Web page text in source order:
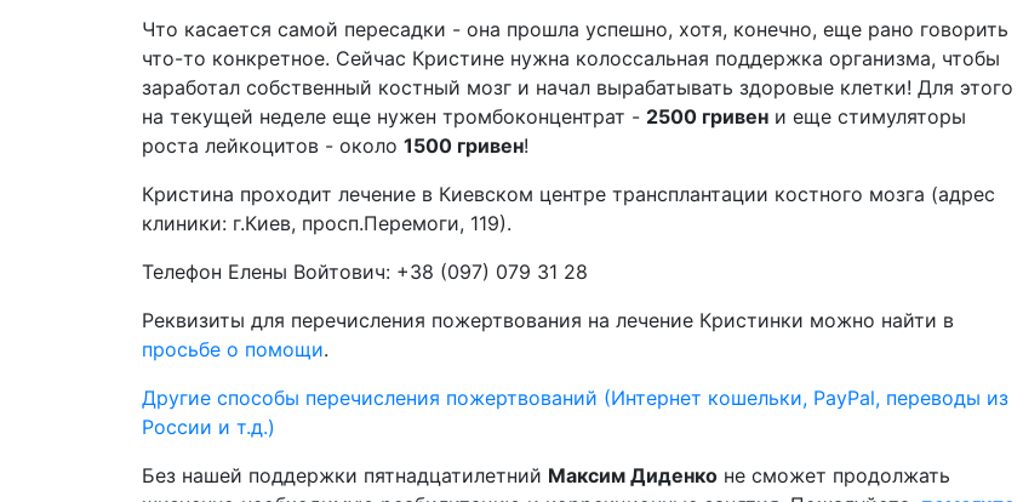
Что касается самой пересадки - она прошла успешно, хотя, конечно, еще рано говорить
что-то конкретное. Сейчас Кристине нужна колоссальная поддержка организма, чтобы
заработал собственный костный мозг и начал вырабатывать здоровые клетки! Для этого
на текущей неделе еще нужен тромбоконцентрат - 2500 гривен и еще стимуляторы
роста лейкоцитов - около 1500 гривен!
Кристина проходит лечение в Киевском центре трансплантации костного мозга (адрес
клиники: г.Киев, просп.Перемоги, 119).
Телефон Елены Войтович: +38 (097) 079 31 28
Реквизиты для перечисления пожертвования на лечение Кристинки можно найти в
просьбе о помощи.
Другие способы перечисления пожертвований (Интернет кошельки, PayPal, переводы из
России и т.д.)
Без нашей поддержки пятнадцатилетний Максим Диденко не сможет продолжать